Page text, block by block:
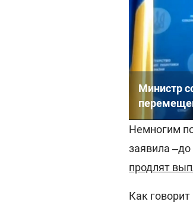
Министр
Немногим
заявила
продлят
Как